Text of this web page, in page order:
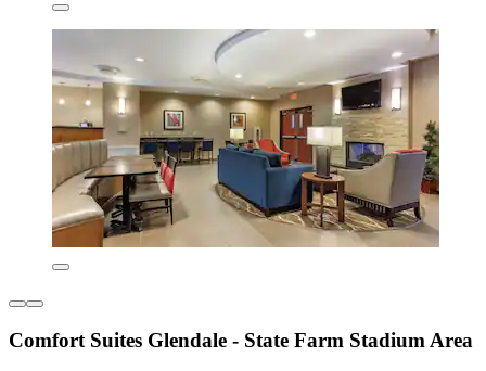
Comfort Suites Glendale - State Farm Stadium Area